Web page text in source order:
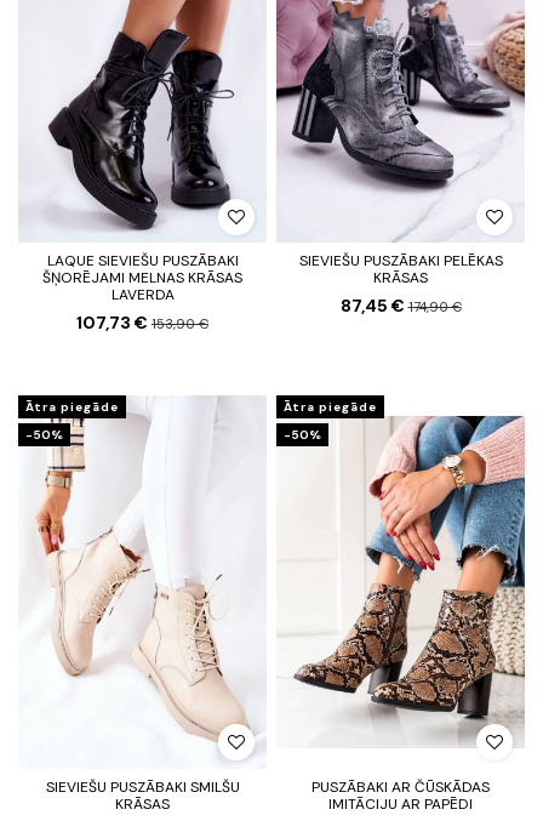
LAQUE SIEVIEŠU PUSZĀBAKI
ŠŅORĒJAMI MELNAS KRĀSAS
LAVERDA
107,73 € 153,90 €
SIEVIEŠU PUSZĀBAKI PELĒKAS
KRĀSAS
87,45 €174,90 €
Ātra piegāde
-50%
SIEVIEŠU PUSZĀBAKI SMILŠU
KRĀSAS
Ātra piegāde
-50%
PUSZĀBAKI AR ČŪSKĀDAS
IMITĀCIJU AR PAPĒDI